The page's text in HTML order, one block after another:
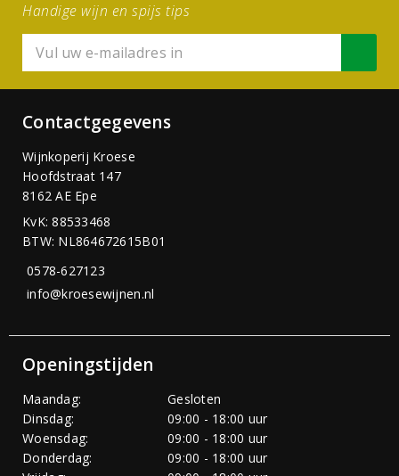
Handige wijn en spijs tips
Contactgegevens
Wijnkoperij Kroese
Hoofdstraat 147
8162 AE Epe
KvK: 88533468
BTW: NL864672615B01
0578-627123
info@kroesewijnen.nl
Openingstijden
Maandag:
Gesloten
Dinsdag:
09:00 - 18:00 uur
Woensdag:
09:00 - 18:00 uur
Donderdag:
09:00 - 18:00 uur